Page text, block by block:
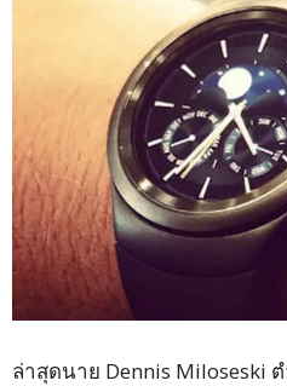
ล่าสุดนาย Dennis Miloseski